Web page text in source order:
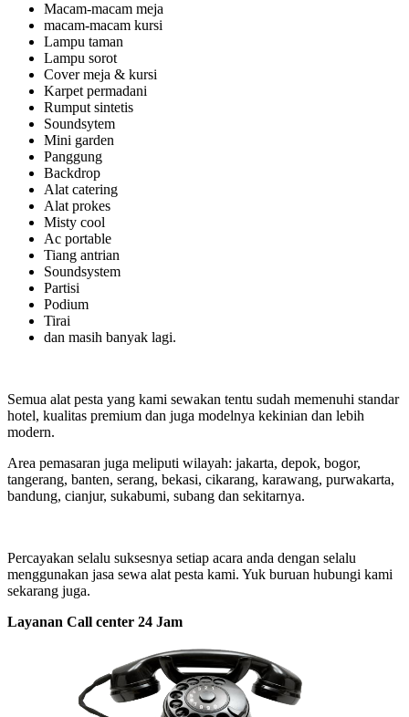
Macam-macam meja
macam-macam kursi
Lampu taman
Lampu sorot
Cover meja & kursi
Karpet permadani
Rumput sintetis
Soundsytem
Mini garden
Panggung
Backdrop
Alat catering
Alat prokes
Misty cool
Ac portable
Tiang antrian
Soundsystem
Partisi
Podium
Tirai
dan masih banyak lagi.
Semua alat pesta yang kami sewakan tentu sudah memenuhi standar
hotel, kualitas premium dan juga modelnya kekinian dan lebih
modern.
Area pemasaran juga meliputi wilayah: jakarta, depok, bogor,
tangerang, banten, serang, bekasi, cikarang, karawang, purwakarta,
bandung, cianjur, sukabumi, subang dan sekitarnya.
Percayakan selalu suksesnya setiap acara anda dengan selalu
menggunakan jasa sewa alat pesta kami. Yuk buruan hubungi kami
sekarang juga.
Layanan Call center 24 Jam